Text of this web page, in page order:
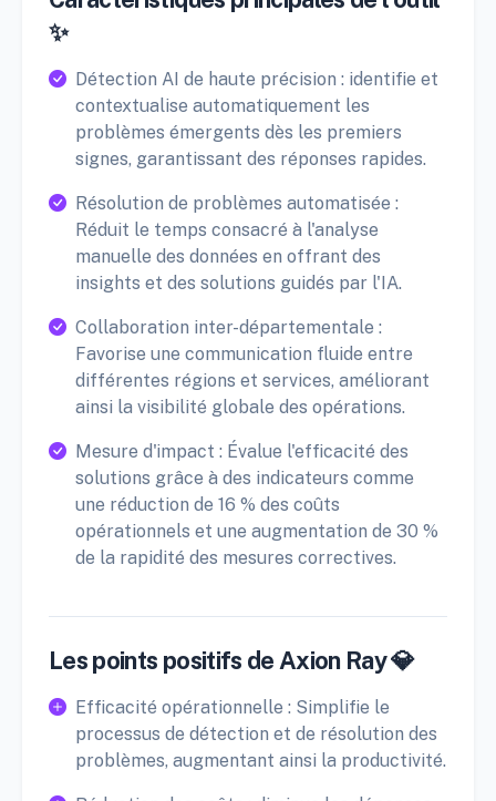
✨
Détection AI de haute précision : identifie et
contextualise automatiquement les
problèmes émergents dès les premiers
signes, garantissant des réponses rapides.
Résolution de problèmes automatisée :
Réduit le temps consacré à l'analyse
manuelle des données en offrant des
insights et des solutions guidés par l'IA.
Collaboration inter-départementale :
Favorise une communication fluide entre
différentes régions et services, améliorant
ainsi la visibilité globale des opérations.
Mesure d'impact : Évalue l'efficacité des
solutions grâce à des indicateurs comme
une réduction de 16 % des coûts
opérationnels et une augmentation de 30 %
de la rapidité des mesures correctives.
Les points positifs de Axion Ray 💎
Efficacité opérationnelle : Simplifie le
processus de détection et de résolution des
problèmes, augmentant ainsi la productivité.